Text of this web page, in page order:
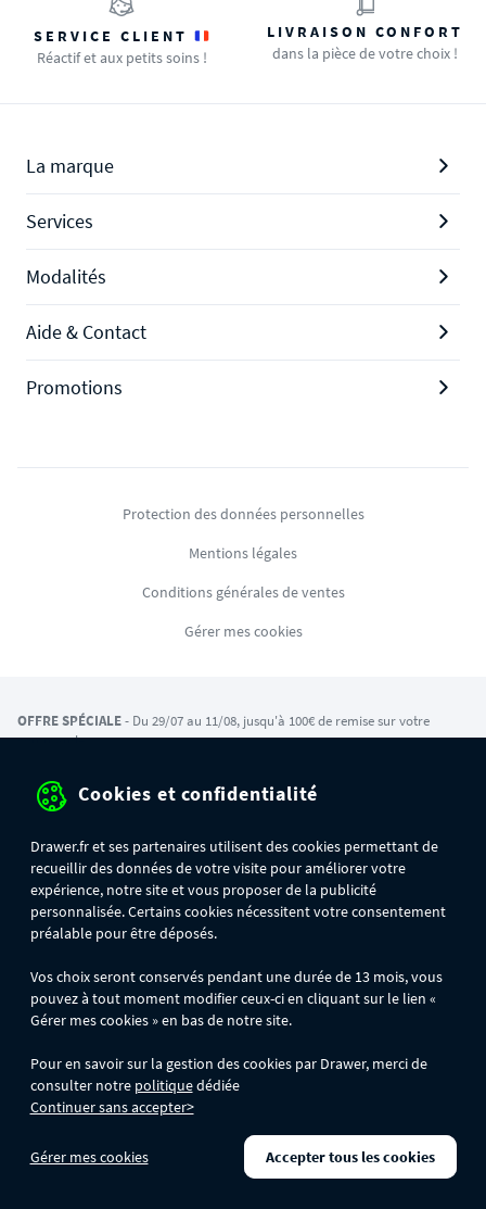
SERVICE CLIENT
Réactif et aux petits soins !
LIVRAISON CONFORT
dans la pièce de votre choix !
La marque
Services
Modalités
Aide & Contact
Promotions
Protection des données personnelles
Mentions légales
Conditions générales de ventes
Gérer mes cookies
OFFRE SPÉCIALE- Du 29/07 au 11/08, jusqu'à 100€ de remise sur votre
commande :
- 50€ sur votre commande dès 500€ d'achat, avec le code BIKINI50
- 100€ sur votre commande dès 1200€ d'achat, avec le code BIKINI100
www.drawer.fr; ils ne sont pas cumulables entre eux, ni avec d'autres codes
promotionnels. La remise se calculera automatiquement dans votre panier
lors de la saisie du code adéquat.
DRAWER DAYS- Du 29/07 au 11/08 inclus : profitez de remises allant jusqu'à
-50% sur une large sélection de produits. Opération valable dans la limite des
Cookies et confidentialité
Drawer.fr et ses partenaires utilisent des cookies permettant de
recueillir des données de votre visite pour améliorer votre
expérience, notre site et vous proposer de la publicité
personnalisée. Certains cookies nécessitent votre consentement
préalable pour être déposés.
Vos choix seront conservés pendant une durée de 13 mois, vous
pouvez à tout moment modifier ceux-ci en cliquant sur le lien «
Gérer mes cookies » en bas de notre site.
Pour en savoir sur la gestion des cookies par Drawer, merci de
consulter notre politiquedédiée
Continuer sans accepter>
Gérer mes cookies Accepter tous les cookies